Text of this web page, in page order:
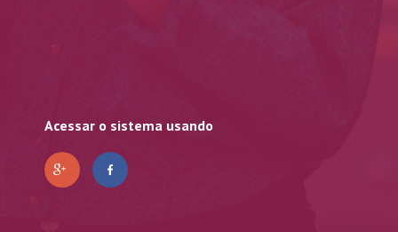
Acessar o sistema usando